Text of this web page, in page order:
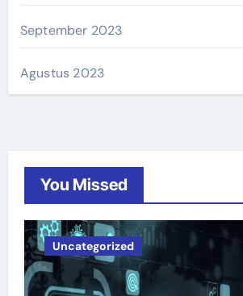
September 2023
Agustus 2023
You Missed
Uncategorized